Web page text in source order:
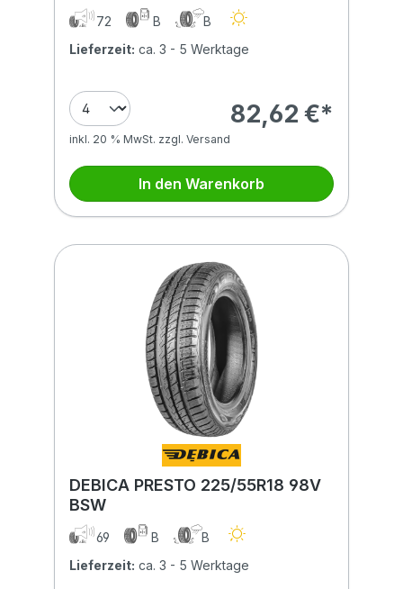
72 B
B
Lieferzeit: ca. 3 - 5 Werktage
82,62 €*
inkl. 20 % MwSt. zzgl. Versand
In den Warenkorb
DEBICA PRESTO 225/55R18 98V
BSW
69 B
B
Lieferzeit: ca. 3 - 5 Werktage